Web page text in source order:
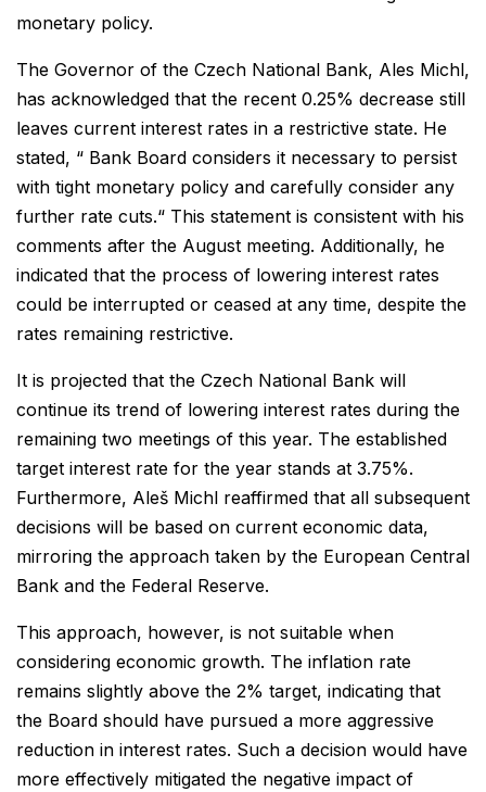
monetary policy.
The Governor of the Czech National Bank, Ales Michl,
has acknowledged that the recent 0.25% decrease still
leaves current interest rates in a restrictive state. He
stated, “ Bank Board considers it necessary to persist
with tight monetary policy and carefully consider any
further rate cuts.“ This statement is consistent with his
comments after the August meeting. Additionally, he
indicated that the process of lowering interest rates
could be interrupted or ceased at any time, despite the
rates remaining restrictive.
It is projected that the Czech National Bank will
continue its trend of lowering interest rates during the
remaining two meetings of this year. The established
target interest rate for the year stands at 3.75%.
Furthermore, Aleš Michl reaffirmed that all subsequent
decisions will be based on current economic data,
mirroring the approach taken by the European Central
Bank and the Federal Reserve.
This approach, however, is not suitable when
considering economic growth. The inflation rate
remains slightly above the 2% target, indicating that
the Board should have pursued a more aggressive
reduction in interest rates. Such a decision would have
more effectively mitigated the negative impact of